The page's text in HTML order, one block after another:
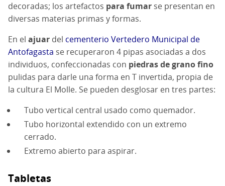
decoradas; los artefactos para fumar se presentan en
diversas materias primas y formas.
En el ajuar del cementerio Vertedero Municipal de
Antofagasta se recuperaron 4 pipas asociadas a dos
individuos, confeccionadas con piedras de grano fino
pulidas para darle una forma en T invertida, propia de
la cultura El Molle. Se pueden desglosar en tres partes:
Tubo vertical central usado como quemador.
Tubo horizontal extendido con un extremo
cerrado.
Extremo abierto para aspirar.
Tabletas